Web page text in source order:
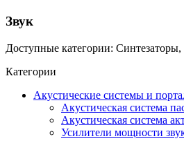
Звук
Доступные категории:
Категории
Акустические системы и
Акустическая система
Акустическая система
Усилители мощности